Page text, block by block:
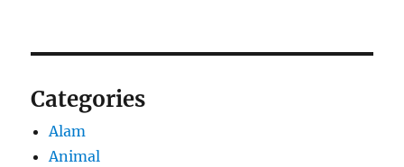
Categories
Alam
Animal